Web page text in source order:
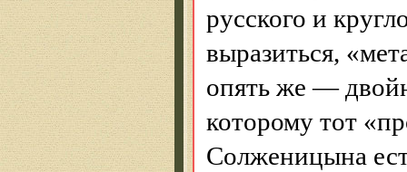
русского и
выразиться,
опять же —
которому тот
Солженицына